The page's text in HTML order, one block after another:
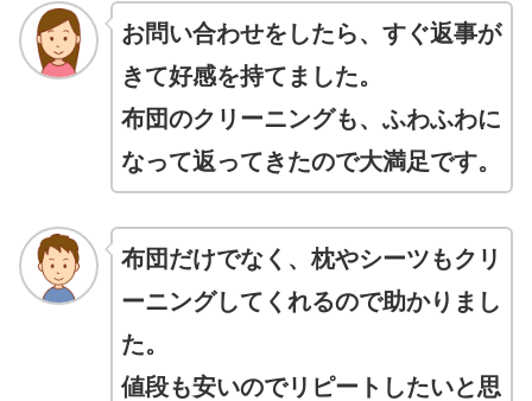
お問い合わせをしたら、すぐ返事が
きて好感を持てました。
布団のクリーニングも、ふわふわに
なって返ってきたので大満足です。
布団だけでなく、枕やシーツもクリ
ーニングしてくれるので助かりまし
た。
値段も安いのでリピートしたいと思